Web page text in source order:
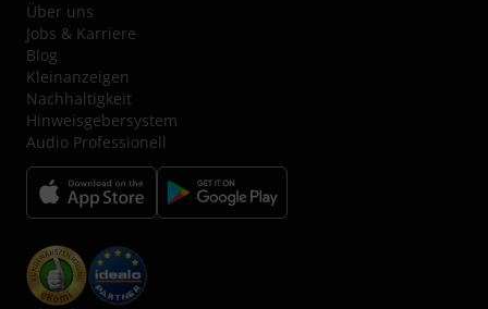
Über uns
Jobs & Karriere
Blog
Kleinanzeigen
Nachhaltigkeit
Hinweisgebersystem
Audio Professionell